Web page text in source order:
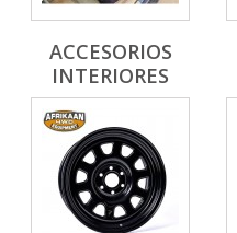
ACCESORIOS
INTERIORES